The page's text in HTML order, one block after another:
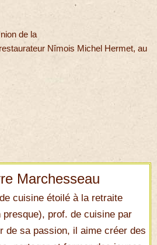
de la
Nîmois Michel Hermet, au
Marchesseau
cuisine étoilé à la retraite
presque), prof. de cuisine par
de sa passion, il aime créer des